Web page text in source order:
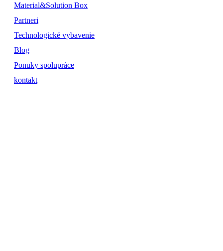
Material&Solution Box
Partneri
Technologické vybavenie
Blog
Ponuky spolupráce
kontakt